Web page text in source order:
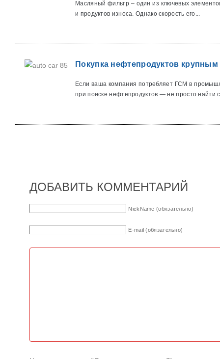
Масляный фильтр – один из ключевых
и продуктов износа. Однако скорость его...
Покупка нефтепродуктов
Если ваша компания потребляет ГСМ в
при поиске нефтепродуктов — не просто найти
ДОБАВИТЬ КОММЕНТАРИЙ
NickName (обязательно)
E-mail (обязательно)